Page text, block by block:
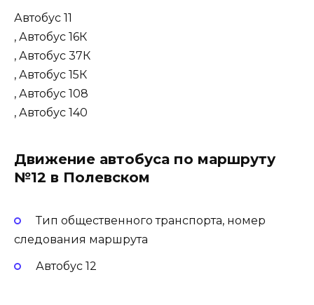
Автобус 11
, Автобус 16К
, Автобус 37К
, Автобус 15К
, Автобус 108
, Автобус 140
Движение автобуса по маршруту
№12 в Полевском
Тип общественного транспорта, номер
следования маршрута
Автобус 12